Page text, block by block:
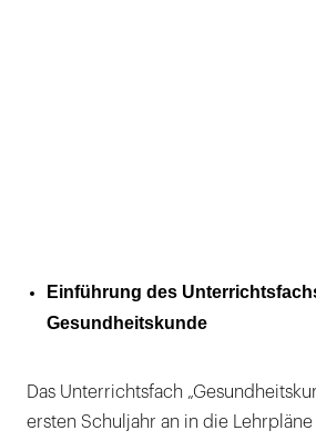
Einführung des
Gesundheitskunde
Das Unterrichtsfach
ersten Schuljahr an in die